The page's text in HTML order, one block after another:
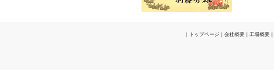
｜ トップページ ｜ 会社概要｜ 工場概要｜